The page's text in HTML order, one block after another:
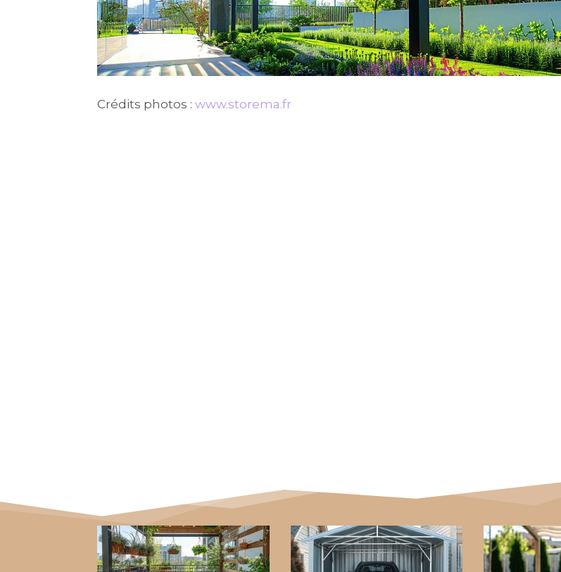
Crédits photos : www.storema.fr